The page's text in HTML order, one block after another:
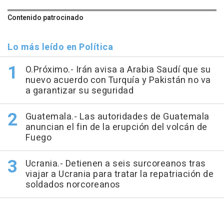
Contenido patrocinado
Lo más leído en Política
O.Próximo.- Irán avisa a Arabia Saudí que su
nuevo acuerdo con Turquía y Pakistán no va
a garantizar su seguridad
Guatemala.- Las autoridades de Guatemala
anuncian el fin de la erupción del volcán de
Fuego
Ucrania.- Detienen a seis surcoreanos tras
viajar a Ucrania para tratar la repatriación de
soldados norcoreanos